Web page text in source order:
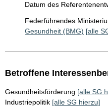
Datum des
Federführendes
Gesundheit (BMG) [alle
Betroffene
Gesundheitsförderung [alle SG
Industriepolitik [alle SG hierzu]